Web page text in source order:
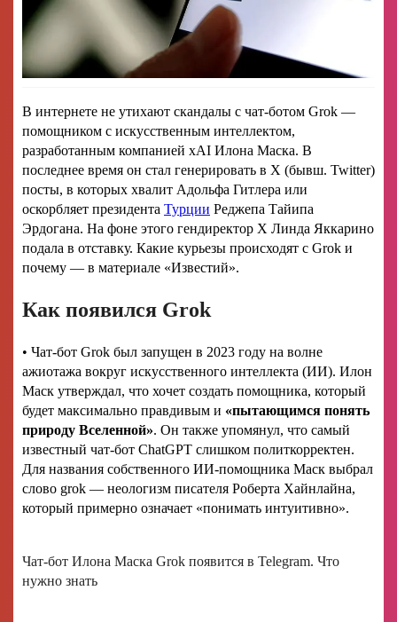
В интернете не утихают скандалы с чат-ботом Grok —
помощником с искусственным интеллектом,
разработанным компанией xAI Илона Маска. В
последнее время он стал генерировать в X (бывш. Twitter)
посты, в которых хвалит Адольфа Гитлера или
оскорбляет президента Турции Реджепа Тайипа
Эрдогана. На фоне этого гендиректор X Линда Яккарино
подала в отставку. Какие курьезы происходят с Grok и
почему — в материале «Известий».
Как появился Grok
• Чат-бот Grok был запущен в 2023 году на волне
ажиотажа вокруг искусственного интеллекта (ИИ). Илон
Маск утверждал, что хочет создать помощника, который
будет максимально правдивым и «пытающимся понять
природу Вселенной». Он также упомянул, что самый
известный чат-бот ChatGPT слишком политкорректен.
Для названия собственного ИИ-помощника Маск выбрал
слово grok — неологизм писателя Роберта Хайнлайна,
который примерно означает «понимать интуитивно».
Чат-бот Илона Маска Grok появится в Telegram. Что
нужно знать